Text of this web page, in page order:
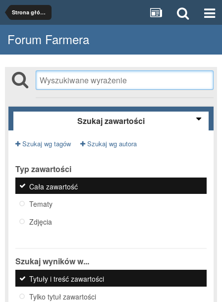
Strona główna
Forum Farmera
Szukaj zawartości
Szukaj wg tagów Szukaj wg autora
Typ zawartości
Cała zawartość
Tematy
Zdjęcia
Szukaj wyników w...
Tytuły i treść zawartości
Tylko tytuł zawartości